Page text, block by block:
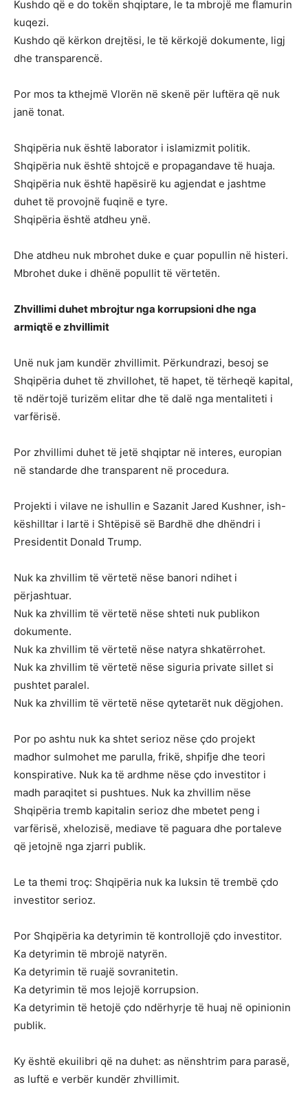
Kushdo që e do tokën shqiptare, le ta mbrojë me flamurin
kuqezi.
Kushdo që kërkon drejtësi, le të kërkojë dokumente, ligj
dhe transparencë.
Por mos ta kthejmë Vlorën në skenë për luftëra që nuk
janë tonat.
Shqipëria nuk është laborator i islamizmit politik.
Shqipëria nuk është shtojcë e propagandave të huaja.
Shqipëria nuk është hapësirë ku agjendat e jashtme
duhet të provojnë fuqinë e tyre.
Shqipëria është atdheu ynë.
Dhe atdheu nuk mbrohet duke e çuar popullin në histeri.
Mbrohet duke i dhënë popullit të vërtetën.
Zhvillimi duhet mbrojtur nga korrupsioni dhe nga
armiqtë e zhvillimit
Unë nuk jam kundër zhvillimit. Përkundrazi, besoj se
Shqipëria duhet të zhvillohet, të hapet, të tërheqë kapital,
të ndërtojë turizëm elitar dhe të dalë nga mentaliteti i
varfërisë.
Por zhvillimi duhet të jetë shqiptar në interes, europian
në standarde dhe transparent në procedura.
Projekti i vilave ne ishullin e Sazanit Jared Kushner, ish-
këshilltar i lartë i Shtëpisë së Bardhë dhe dhëndri i
Presidentit Donald Trump.
Nuk ka zhvillim të vërtetë nëse banori ndihet i
përjashtuar.
Nuk ka zhvillim të vërtetë nëse shteti nuk publikon
dokumente.
Nuk ka zhvillim të vërtetë nëse natyra shkatërrohet.
Nuk ka zhvillim të vërtetë nëse siguria private sillet si
pushtet paralel.
Nuk ka zhvillim të vërtetë nëse qytetarët nuk dëgjohen.
Por po ashtu nuk ka shtet serioz nëse çdo projekt
madhor sulmohet me parulla, frikë, shpifje dhe teori
konspirative. Nuk ka të ardhme nëse çdo investitor i
madh paraqitet si pushtues. Nuk ka zhvillim nëse
Shqipëria tremb kapitalin serioz dhe mbetet peng i
varfërisë, xhelozisë, mediave të paguara dhe portaleve
që jetojnë nga zjarri publik.
Le ta themi troç: Shqipëria nuk ka luksin të trembë çdo
investitor serioz.
Por Shqipëria ka detyrimin të kontrollojë çdo investitor.
Ka detyrimin të mbrojë natyrën.
Ka detyrimin të ruajë sovranitetin.
Ka detyrimin të mos lejojë korrupsion.
Ka detyrimin të hetojë çdo ndërhyrje të huaj në opinionin
publik.
Ky është ekuilibri që na duhet: as nënshtrim para parasë,
as luftë e verbër kundër zhvillimit.